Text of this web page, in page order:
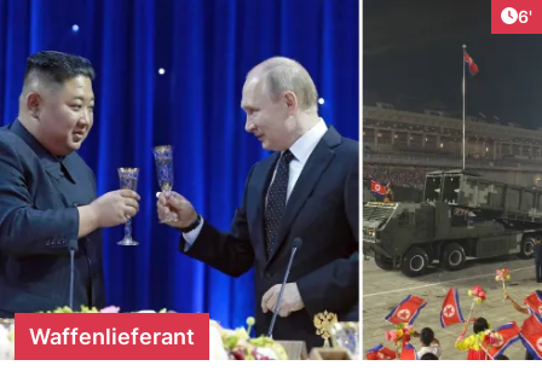
6'
Waffenlieferant